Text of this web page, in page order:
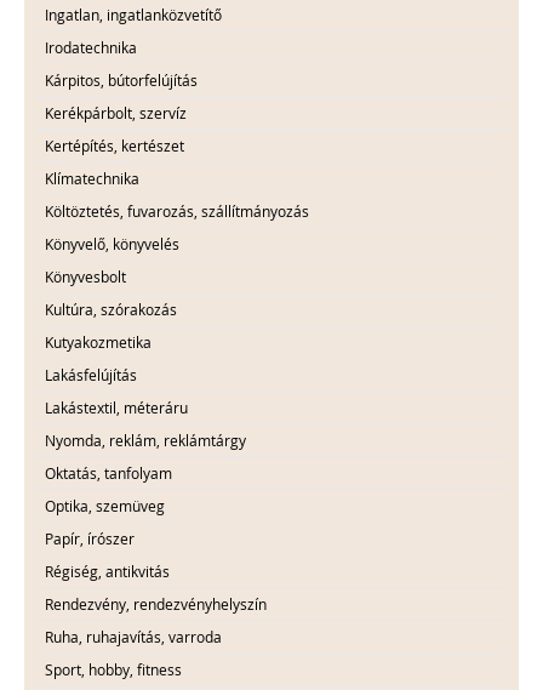
Ingatlan, ingatlanközvetítő
Irodatechnika
Kárpitos, bútorfelújítás
Kerékpárbolt, szervíz
Kertépítés, kertészet
Klímatechnika
Költöztetés, fuvarozás, szállítmányozás
Könyvelő, könyvelés
Könyvesbolt
Kultúra, szórakozás
Kutyakozmetika
Lakásfelújítás
Lakástextil, méteráru
Nyomda, reklám, reklámtárgy
Oktatás, tanfolyam
Optika, szemüveg
Papír, írószer
Régiség, antikvitás
Rendezvény, rendezvényhelyszín
Ruha, ruhajavítás, varroda
Sport, hobby, fitness